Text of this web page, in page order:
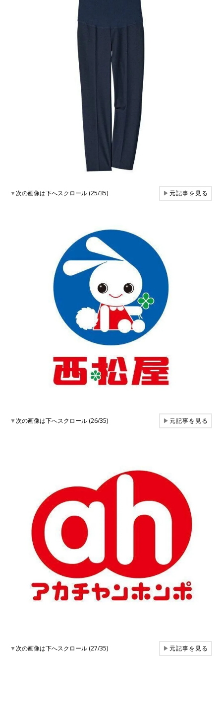
▼次の画像は下へスクロール (25/35) ▶元記事を見る
▼次の画像は下へスクロール (26/35) ▶元記事を見る
▼次の画像は下へスクロール (27/35) ▶元記事を見る